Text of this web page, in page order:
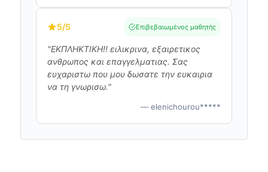
5/5 Επιβεβαιωμένος μαθητής
"ΕΚΠΛΗΚΤΙΚΗ!! ειλικρινα, εξαιρετικος
ανθρωπος και επαγγελματιας. Σας
ευχαριστω που μου δωσατε την ευκαιρια
να τη γνωρισω."
— elenichourou*****